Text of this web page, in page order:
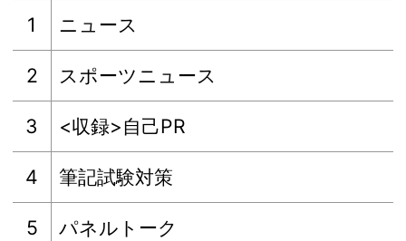
1 ニュース
2 スポーツニュース
3 <収録>自己PR
4 筆記試験対策
5 パネルトーク